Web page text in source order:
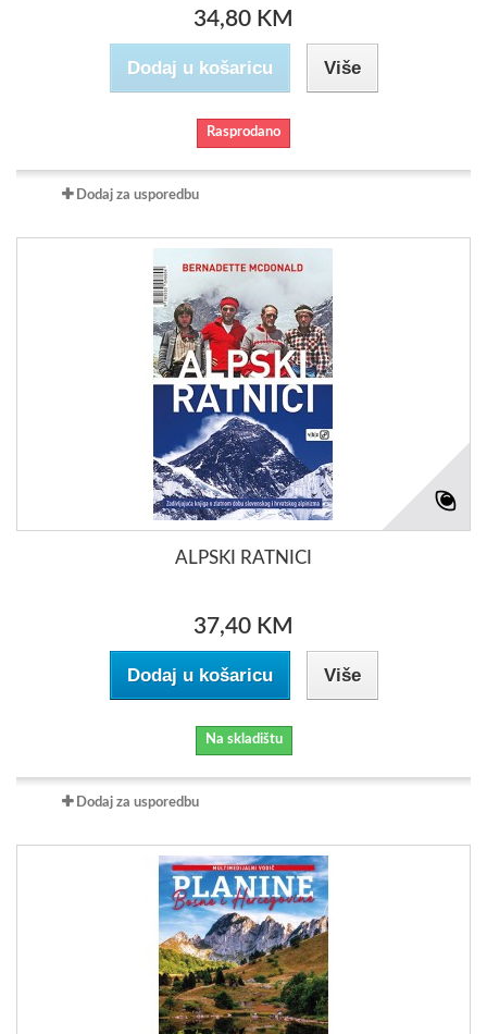
34,80 KM
Dodaj u košaricu Više
Rasprodano
Dodaj za usporedbu
ALPSKI RATNICI
37,40 KM
Dodaj u košaricu Više
Na skladištu
Dodaj za usporedbu